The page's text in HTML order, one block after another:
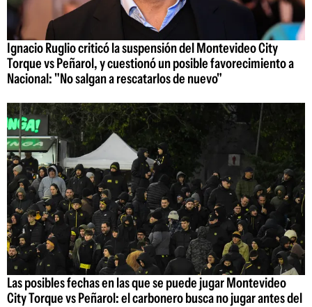
Ignacio Ruglio criticó la suspensión del Montevideo City
Torque vs Peñarol, y cuestionó un posible favorecimiento a
Nacional: "No salgan a rescatarlos de nuevo"
Las posibles fechas en las que se puede jugar Montevideo
City Torque vs Peñarol: el carbonero busca no jugar antes del